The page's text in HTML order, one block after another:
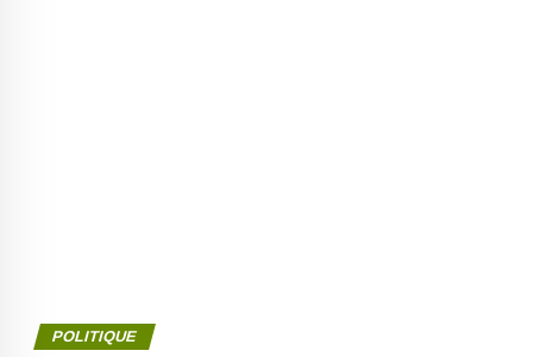
POLITIQUE